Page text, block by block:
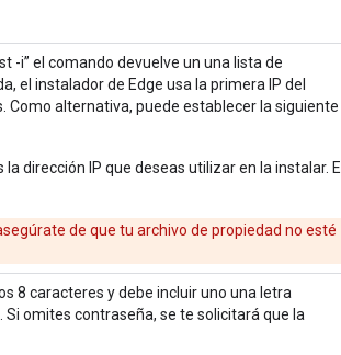
-i” el comando devuelve un una lista de
el instalador de Edge usa la primera IP del
Como alternativa, puede establecer la siguiente
dirección IP que deseas utilizar en la instalar. El
de que tu archivo de propiedad no esté
8 caracteres y debe incluir uno una letra
omites contraseña, se te solicitará que la